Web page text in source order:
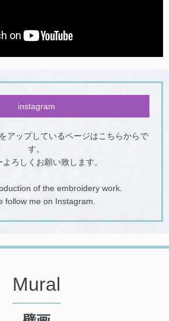
instagram
アップしているページはこちらからで
す。
よろしくお願い致します。
of the embroidery work.
follow me on Instagram.
Mural